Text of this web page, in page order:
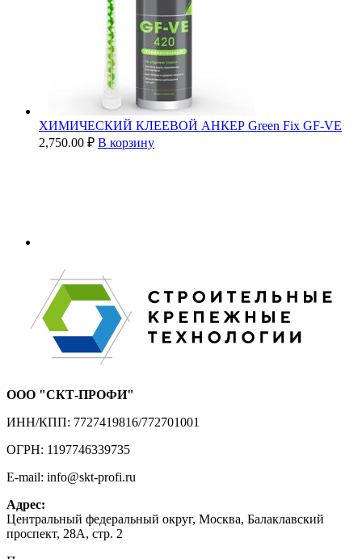
ХИМИЧЕСКИЙ КЛЕЕВОЙ АНКЕР Green Fix GF-VE
2,750.00 ₽ В корзину
ООО "СКТ-ПРОФИ"
ИНН/КПП: 7727419816/772701001
ОГРН: 1197746339735
E-mail: info@skt-profi.ru
Адрес:
Центральный федеральный округ, Москва, Балаклавский
проспект, 28А, стр. 2